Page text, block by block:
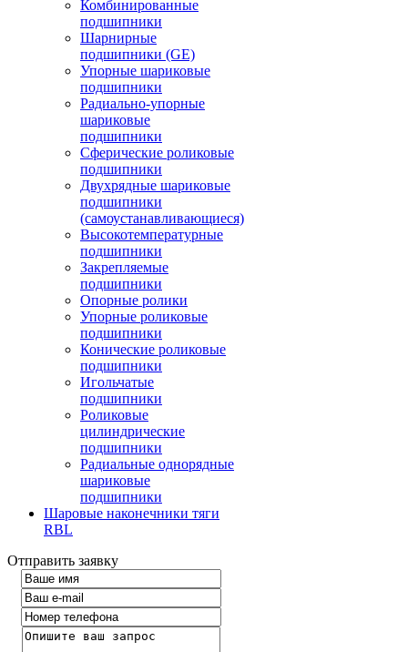
Комбинированные
подшипники
Шарнирные
подшипники (GE)
Упорные шариковые
подшипники
Радиально-упорные
шариковые
подшипники
Сферические роликовые
подшипники
Двухрядные шариковые
подшипники
(самоустанавливающиеся)
Высокотемпературные
подшипники
Закрепляемые
подшипники
Опорные ролики
Упорные роликовые
подшипники
Конические роликовые
подшипники
Игольчатые
подшипники
Роликовые
цилиндрические
подшипники
Радиальные однорядные
шариковые
подшипники
Шаровые наконечники тяги
RBL
Отправить заявку